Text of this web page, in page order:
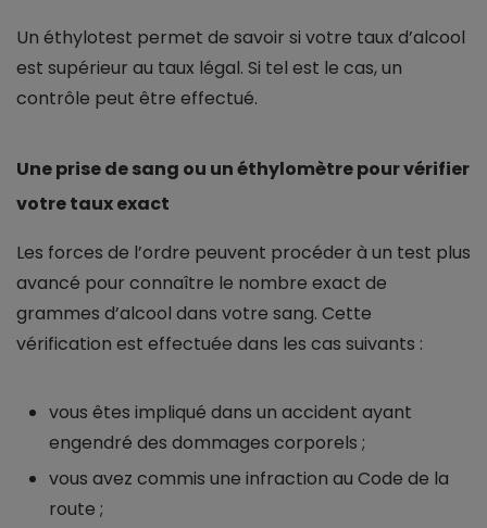
Un éthylotest permet de savoir si votre taux d’alcool
est supérieur au taux légal. Si tel est le cas, un
contrôle peut être effectué.
Une prise de sang ou un éthylomètre pour vérifier
votre taux exact
Les forces de l’ordre peuvent procéder à un test plus
avancé pour connaître le nombre exact de
grammes d’alcool dans votre sang. Cette
vérification est effectuée dans les cas suivants :
vous êtes impliqué dans un accident ayant
engendré des dommages corporels ;
vous avez commis une infraction au Code de la
route ;